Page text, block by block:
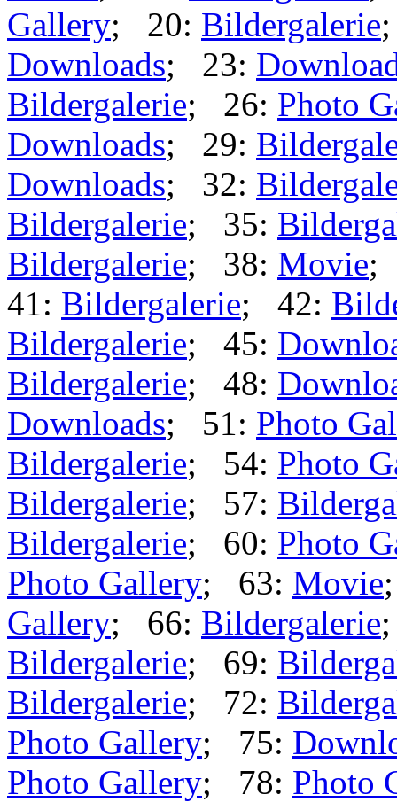
Gallery; 20: Bildergalerie
Downloads; 23:
Bildergalerie; 26: Photo
Downloads; 29:
Downloads; 32:
Bildergalerie; 35:
Bildergalerie; 38: Movie;
41: Bildergalerie; 42:
Bildergalerie; 45:
Bildergalerie; 48:
Downloads; 51: Photo
Bildergalerie; 54: Photo
Bildergalerie; 57:
Bildergalerie; 60: Photo
Photo Gallery; 63: Movie
Gallery; 66: Bildergalerie
Bildergalerie; 69:
Bildergalerie; 72:
Photo Gallery; 75:
Photo Gallery; 78: Photo